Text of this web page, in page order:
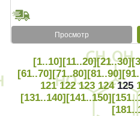
Просмотр
[1..10][11..20][21..30]
[61..70][71..80][81..90]
121 122 123 124 125
[131..140][141..150]